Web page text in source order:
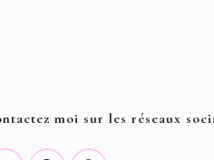
moi sur les réseaux